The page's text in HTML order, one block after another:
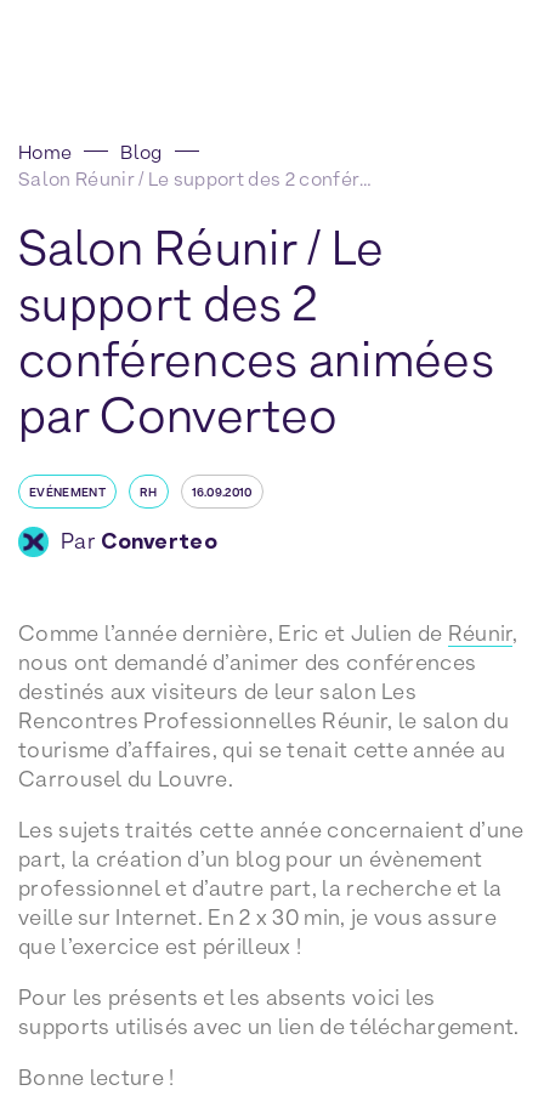
Home
Blog
Salon Réunir / Le support des 2 conférences animées par Converteo
Salon Réunir / Le
support des 2
conférences animées
par Converteo
EVÉNEMENT RH 16.09.2010
Par Converteo
Comme l’année dernière, Eric et Julien de Réunir,
nous ont demandé d’animer des conférences
destinés aux visiteurs de leur salon Les
Rencontres Professionnelles Réunir, le salon du
tourisme d’affaires, qui se tenait cette année au
Carrousel du Louvre.
Les sujets traités cette année concernaient d’une
part, la création d’un blog pour un évènement
professionnel et d’autre part, la recherche et la
veille sur Internet. En 2 x 30 min, je vous assure
que l’exercice est périlleux !
Pour les présents et les absents voici les
supports utilisés avec un lien de téléchargement.
Bonne lecture !